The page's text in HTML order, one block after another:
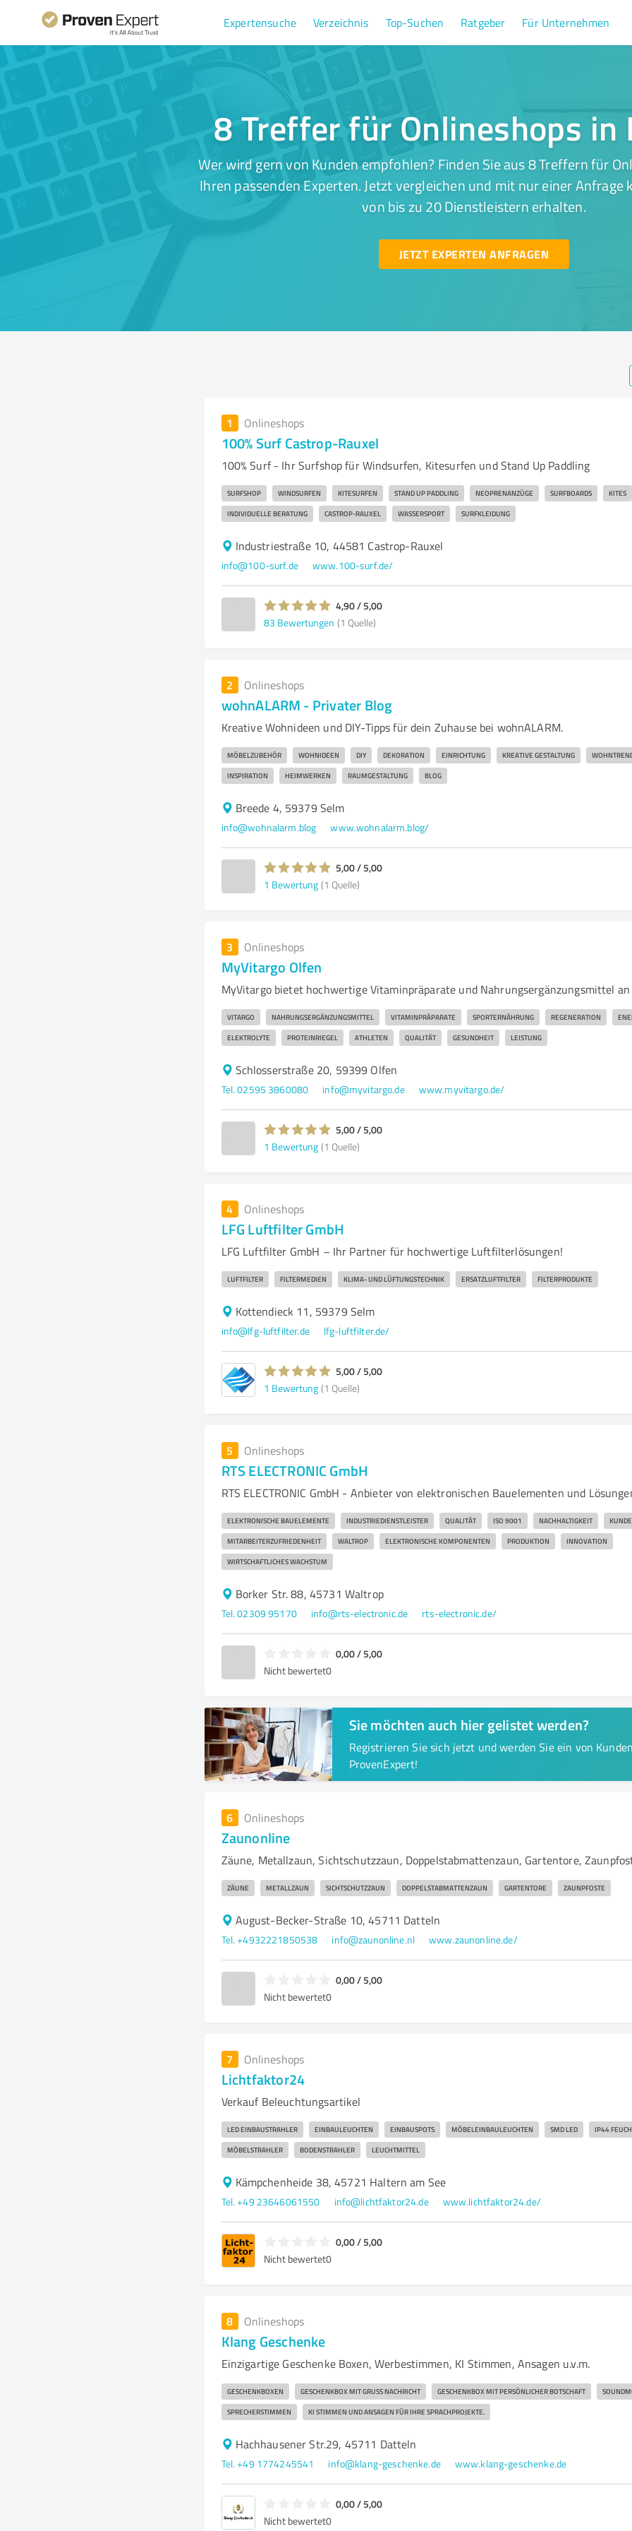
Expertensuche Verzeichnis Top-Suchen Ratgeber Für Unternehmen
8 Treffer für Onlineshops in
Wer wird gern von Kunden empfohlen? Finden Sie aus 8 Treffern für
Ihren passenden Experten. Jetzt vergleichen und mit nur einer Anfrage
von bis zu 20 Dienstleistern erhalten.
JETZT EXPERTEN ANFRAGEN
1 Onlineshops
100% Surf Castrop-Rauxel
100% Surf - Ihr Surfshop für Windsurfen, Kitesurfen und Stand Up Paddling
SURFSHOP WINDSURFEN KITESURFEN STAND UP PADDLING NEOPRENANZÜGE SURFBOARDS KITES
INDIVIDUELLE BERATUNG CASTROP-RAUXEL WASSERSPORT SURFKLEIDUNG
Industriestraße 10, 44581 Castrop-Rauxel
info@100-surf.de www.100-surf.de/
4,90 / 5,00
83 Bewertungen (1 Quelle)
2 Onlineshops
wohnALARM - Privater Blog
Kreative Wohnideen und DIY-Tipps für dein Zuhause bei wohnALARM.
MÖBELZUBEHÖR WOHNIDEEN DIY DEKORATION EINRICHTUNG KREATIVE GESTALTUNG
INSPIRATION HEIMWERKEN RAUMGESTALTUNG BLOG
Breede 4, 59379 Selm
info@wohnalarm.blog www.wohnalarm.blog/
5,00 / 5,00
1 Bewertung (1 Quelle)
3 Onlineshops
MyVitargo Olfen
MyVitargo bietet hochwertige Vitaminpräparate und Nahrungsergänzungsmittel an
VITARGO NAHRUNGSERGÄNZUNGSMITTEL VITAMINPRÄPARATE SPORTERNÄHRUNG REGENERATION
ELEKTROLYTE PROTEINRIEGEL ATHLETEN QUALITÄT GESUNDHEIT LEISTUNG
Schlosserstraße 20, 59399 Olfen
Tel. 02595 3860080 info@myvitargo.de www.myvitargo.de/
5,00 / 5,00
1 Bewertung (1 Quelle)
4 Onlineshops
LFG Luftfilter GmbH
LFG Luftfilter GmbH – Ihr Partner für hochwertige Luftfilterlösungen!
LUFTFILTER FILTERMEDIEN KLIMA- UND LÜFTUNGSTECHNIK ERSATZLUFTFILTER FILTERPRODUKTE
Kottendieck 11, 59379 Selm
info@lfg-luftfilter.de lfg-luftfilter.de/
5,00 / 5,00
1 Bewertung (1 Quelle)
5 Onlineshops
RTS ELECTRONIC GmbH
RTS ELECTRONIC GmbH - Anbieter von elektronischen Bauelementen und
ELEKTRONISCHE BAUELEMENTE INDUSTRIEDIENSTLEISTER QUALITÄT ISO 9001 NACHHALTIGKEIT
MITARBEITERZUFRIEDENHEIT WALTROP ELEKTRONISCHE KOMPONENTEN PRODUKTION INNOVATION
WIRTSCHAFTLICHES WACHSTUM
Borker Str. 88, 45731 Waltrop
Tel. 02309 95170 info@rts-electronic.de rts-electronic.de/
0,00 / 5,00
Nicht bewertet0
Sie möchten auch hier gelistet werden?
Registrieren Sie sich jetzt und werden Sie ein von
ProvenExpert!
6 Onlineshops
Zaunonline
Zäune, Metallzaun, Sichtschutzzaun, Doppelstabmattenzaun, Gartentore,
ZÄUNE METALLZAUN SICHTSCHUTZZAUN DOPPELSTABMATTENZAUN GARTENTORE ZAUNPFOSTE
August-Becker-Straße 10, 45711 Datteln
Tel. +4932221850538 info@zaunonline.nl www.zaunonline.de/
0,00 / 5,00
Nicht bewertet0
7 Onlineshops
Lichtfaktor24
Verkauf Beleuchtungsartikel
LED EINBAUSTRAHLER EINBAULEUCHTEN EINBAUSPOTS MÖBELEINBAULEUCHTEN SMD LED IP44
MÖBELSTRAHLER BODENSTRAHLER LEUCHTMITTEL
Kämpchenheide 38, 45721 Haltern am See
Tel. +49 23646061550 info@lichtfaktor24.de www.lichtfaktor24.de/
0,00 / 5,00
Nicht bewertet0
8 Onlineshops
Klang Geschenke
Einzigartige Geschenke Boxen, Werbestimmen, KI Stimmen, Ansagen u.v.m.
GESCHENKBOXEN GESCHENKBOX MIT GRUSS NACHRICHT GESCHENKBOX MIT PERSÖNLICHER BOTSCHAFT
SPRECHERSTIMMEN KI STIMMEN UND ANSAGEN FÜR IHRE SPRACHPROJEKTE.
Hachhausener Str.29, 45711 Datteln
Tel. +49 1774245541 info@klang-geschenke.de www.klang-geschenke.de
0,00 / 5,00
Nicht bewertet0